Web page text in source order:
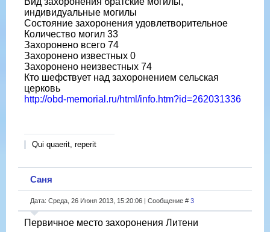
индивидуальные могилы
Состояние захоронения удовлетворительное
Количество могил 33
Захоронено всего 74
Захоронено известных 0
Захоронено неизвестных 74
Кто шефствует над захоронением сельская
церковь
http://obd-memorial.ru/html/info.htm?id=262031336
Qui quaerit, reperit
Саня
Дата: Среда, 26 Июня 2013, 15:20:06 | Сообщение # 3
Первичное место захоронения Литени